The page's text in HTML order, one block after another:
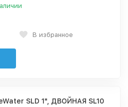
В избранное
SLD 1", ДВОЙНАЯ SL10